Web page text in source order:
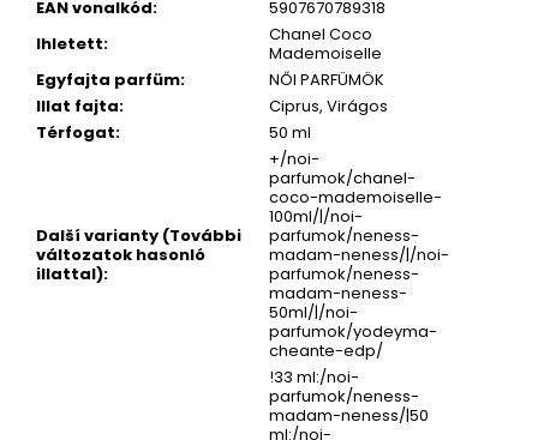
EAN vonalkód:
5907670789318
Ihletett:
Chanel Coco
Mademoiselle
Egyfajta parfüm:
NŐI PARFÜMÖK
Illat fajta:
Ciprus, Virágos
Térfogat: 50 ml
Další varianty (További
változatok hasonló
illattal):
+/noi-
parfumok/chanel-
coco-mademoiselle-
100ml/|/noi-
parfumok/neness-
madam-neness/|/noi-
parfumok/neness-
madam-neness-
50ml/|/noi-
parfumok/yodeyma-
cheante-edp/
!33 ml:/noi-
parfumok/neness-
madam-neness/|50
ml:/noi-